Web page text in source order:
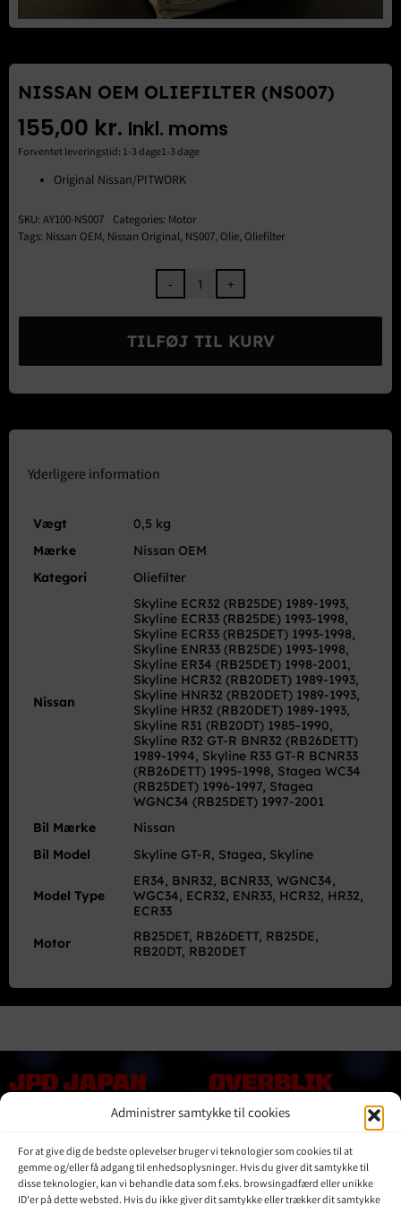
Administrer samtykke til cookies
For at give dig de bedste oplevelser bruger vi teknologier som cookies til at
gemme og/eller få adgang til enhedsoplysninger. Hvis du giver dit samtykke til
disse teknologier, kan vi behandle data som f.eks. browsingadfærd eller unikke
ID'er på dette websted. Hvis du ikke giver dit samtykke eller trækker dit samtykke
NISSAN OEM OLIEFILTER (NS007)
155,00 kr. Inkl. moms
Forventet leveringstid: 1-3 dage1-3 dage
Original Nissan/PITWORK
SKU: AY100-NS007 Categories: Motor
Tags: Nissan OEM, Nissan Original, NS007,Olie,Oliefilter
Nissan
OEM
Oliefilter
(NS007)
antal
TILFØJ TIL KURV
Yderligere information
Vægt
0,5 kg
Mærke
Nissan OEM
Kategori
Oliefilter
Nissan
Skyline ECR32 (RB25DE) 1989-1993,
Skyline ECR33 (RB25DE) 1993-1998,
Skyline ECR33 (RB25DET) 1993-1998,
Skyline ENR33 (RB25DE) 1993-1998,
Skyline ER34 (RB25DET) 1998-2001,
Skyline HCR32 (RB20DET) 1989-1993,
Skyline HNR32 (RB20DET) 1989-1993,
Skyline HR32 (RB20DET) 1989-1993,
Skyline R31 (RB20DT) 1985-1990,
Skyline R32 GT-R BNR32 (RB26DETT)
1989-1994, Skyline R33 GT-R BCNR33
(RB26DETT) 1995-1998, Stagea WC34
(RB25DET) 1996-1997, Stagea
WGNC34 (RB25DET) 1997-2001
Bil Mærke
Nissan
Bil Model
Skyline GT-R, Stagea, Skyline
Model Type
ER34, BNR32, BCNR33, WGNC34,
WGC34, ECR32, ENR33, HCR32, HR32,
ECR33
Motor
RB25DET, RB26DETT, RB25DE,
RB20DT, RB20DET
JPD JAPAN
DENMARK
Kontakt Os
Om JPD Japan Denmark
Handelsbetingelser
OVERBLIK
Online shop
Vores Mærker